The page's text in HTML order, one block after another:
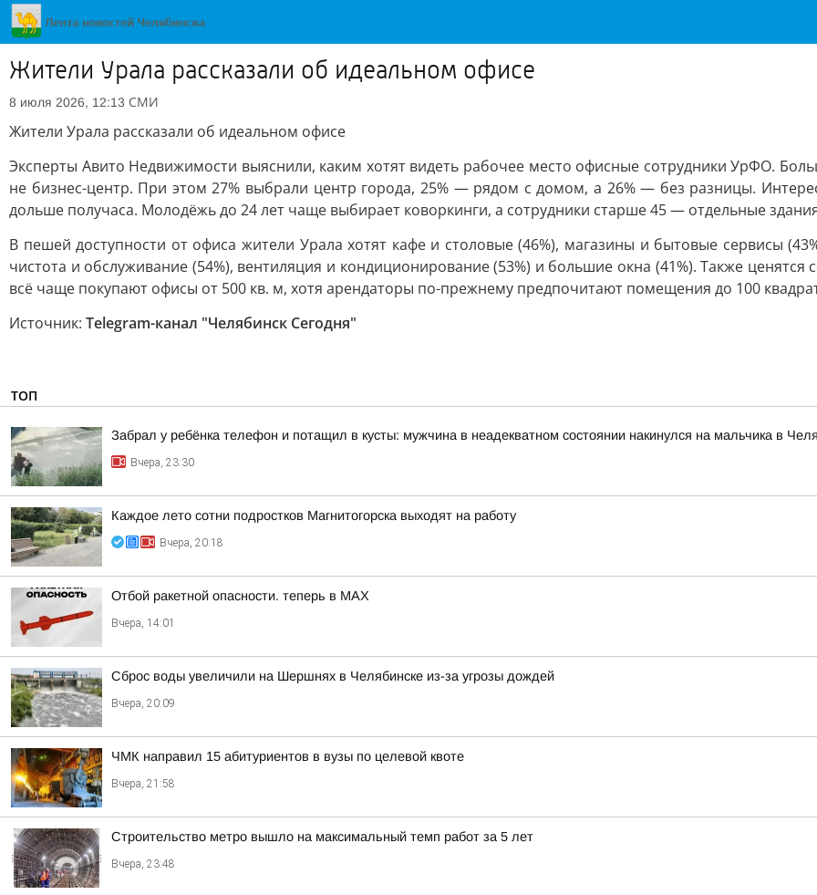
Жители Урала рассказали об идеальном офисе
8 июля 2026, 12:13 СМИ
Жители Урала рассказали об идеальном офисе
Эксперты Авито Недвижимости выяснили, каким хотят видеть рабочее место офисные сотрудники УрФО.
не бизнес-центр. При этом 27% выбрали центр города, 25% — рядом с домом, а 26% — без разницы.
дольше получаса. Молодёжь до 24 лет чаще выбирает коворкинги, а сотрудники старше 45 — отдельные
В пешей доступности от офиса жители Урала хотят кафе и столовые (46%), магазины и бытовые сервисы
чистота и обслуживание (54%), вентиляция и кондиционирование (53%) и большие окна (41%). Также
всё чаще покупают офисы от 500 кв. м, хотя арендаторы по-прежнему предпочитают помещения до 100
Источник: Telegram-канал "Челябинск Сегодня"
ТОП
Забрал у ребёнка телефон и потащил в кусты: мужчина в неадекватном состоянии накинулся на мальчика в
Вчера, 23:30
Каждое лето сотни подростков Магнитогорска выходят на работу
Вчера, 20:18
Отбой ракетной опасности. теперь в MAX
Вчера, 14:01
Сброс воды увеличили на Шершнях в Челябинске из-за угрозы дождей
Вчера, 20:09
ЧМК направил 15 абитуриентов в вузы по целевой квоте
Вчера, 21:58
Строительство метро вышло на максимальный темп работ за 5 лет
Вчера, 23:48